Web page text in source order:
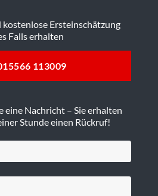
kostenlose Ersteinschätzung
Falls erhalten
113009
eine Nachricht – Sie erhalten
Stunde einen Rückruf!